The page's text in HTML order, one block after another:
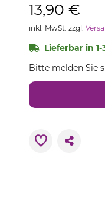
13,90 €
inkl. MwSt. zzgl.
Lieferbar in
Bitte melden Sie